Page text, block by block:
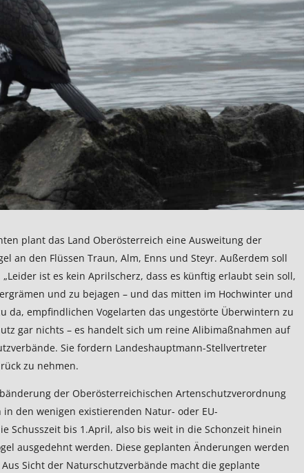
plant das Land Oberösterreich eine Ausweitung der
an den Flüssen Traun, Alm, Enns und Steyr. Außerdem soll
ist es kein Aprilscherz, dass es künftig erlaubt sein soll,
und zu bejagen – und das mitten im Hochwinter und
da, empfindlichen Vogelarten das ungestörte Überwintern zu
gar nichts – es handelt sich um reine Alibimaßnahmen auf
Sie fordern Landeshauptmann-Stellvertreter
zu nehmen.
der Oberösterreichischen Artenschutzverordnung
den wenigen existierenden Natur- oder EU-
Schusszeit bis 1.April, also bis weit in die Schonzeit hinein
ausgedehnt werden. Diese geplanten Änderungen werden
Sicht der Naturschutzverbände macht die geplante